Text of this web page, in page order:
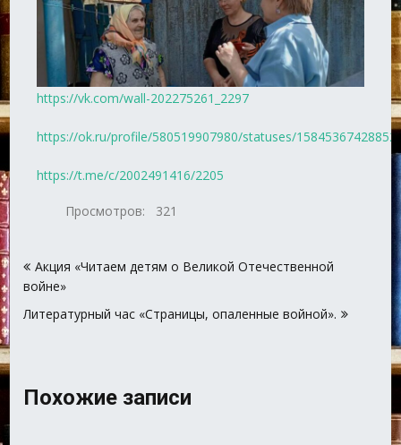
https://vk.com/wall-202275261_2297
https://ok.ru/profile/580519907980/statuses/
https://t.me/c/2002491416/2205
Просмотров: 321
по
записям
Акция «Читаем детям о Великой Отечественной
войне»
Литературный час «Страницы, опаленные войной».
Похожие записи